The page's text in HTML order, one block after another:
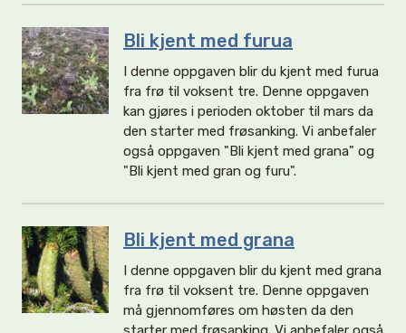
Bli kjent med furua
I denne oppgaven blir du kjent med furua
fra frø til voksent tre. Denne oppgaven
kan gjøres i perioden oktober til mars da
den starter med frøsanking. Vi anbefaler
også oppgaven "Bli kjent med grana" og
"Bli kjent med gran og furu".
Bli kjent med grana
I denne oppgaven blir du kjent med grana
fra frø til voksent tre. Denne oppgaven
må gjennomføres om høsten da den